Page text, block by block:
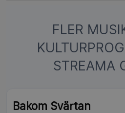
FLER
STREAMA
Bakom Svärtan